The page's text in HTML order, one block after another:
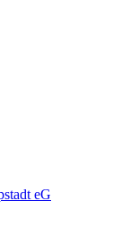
eG